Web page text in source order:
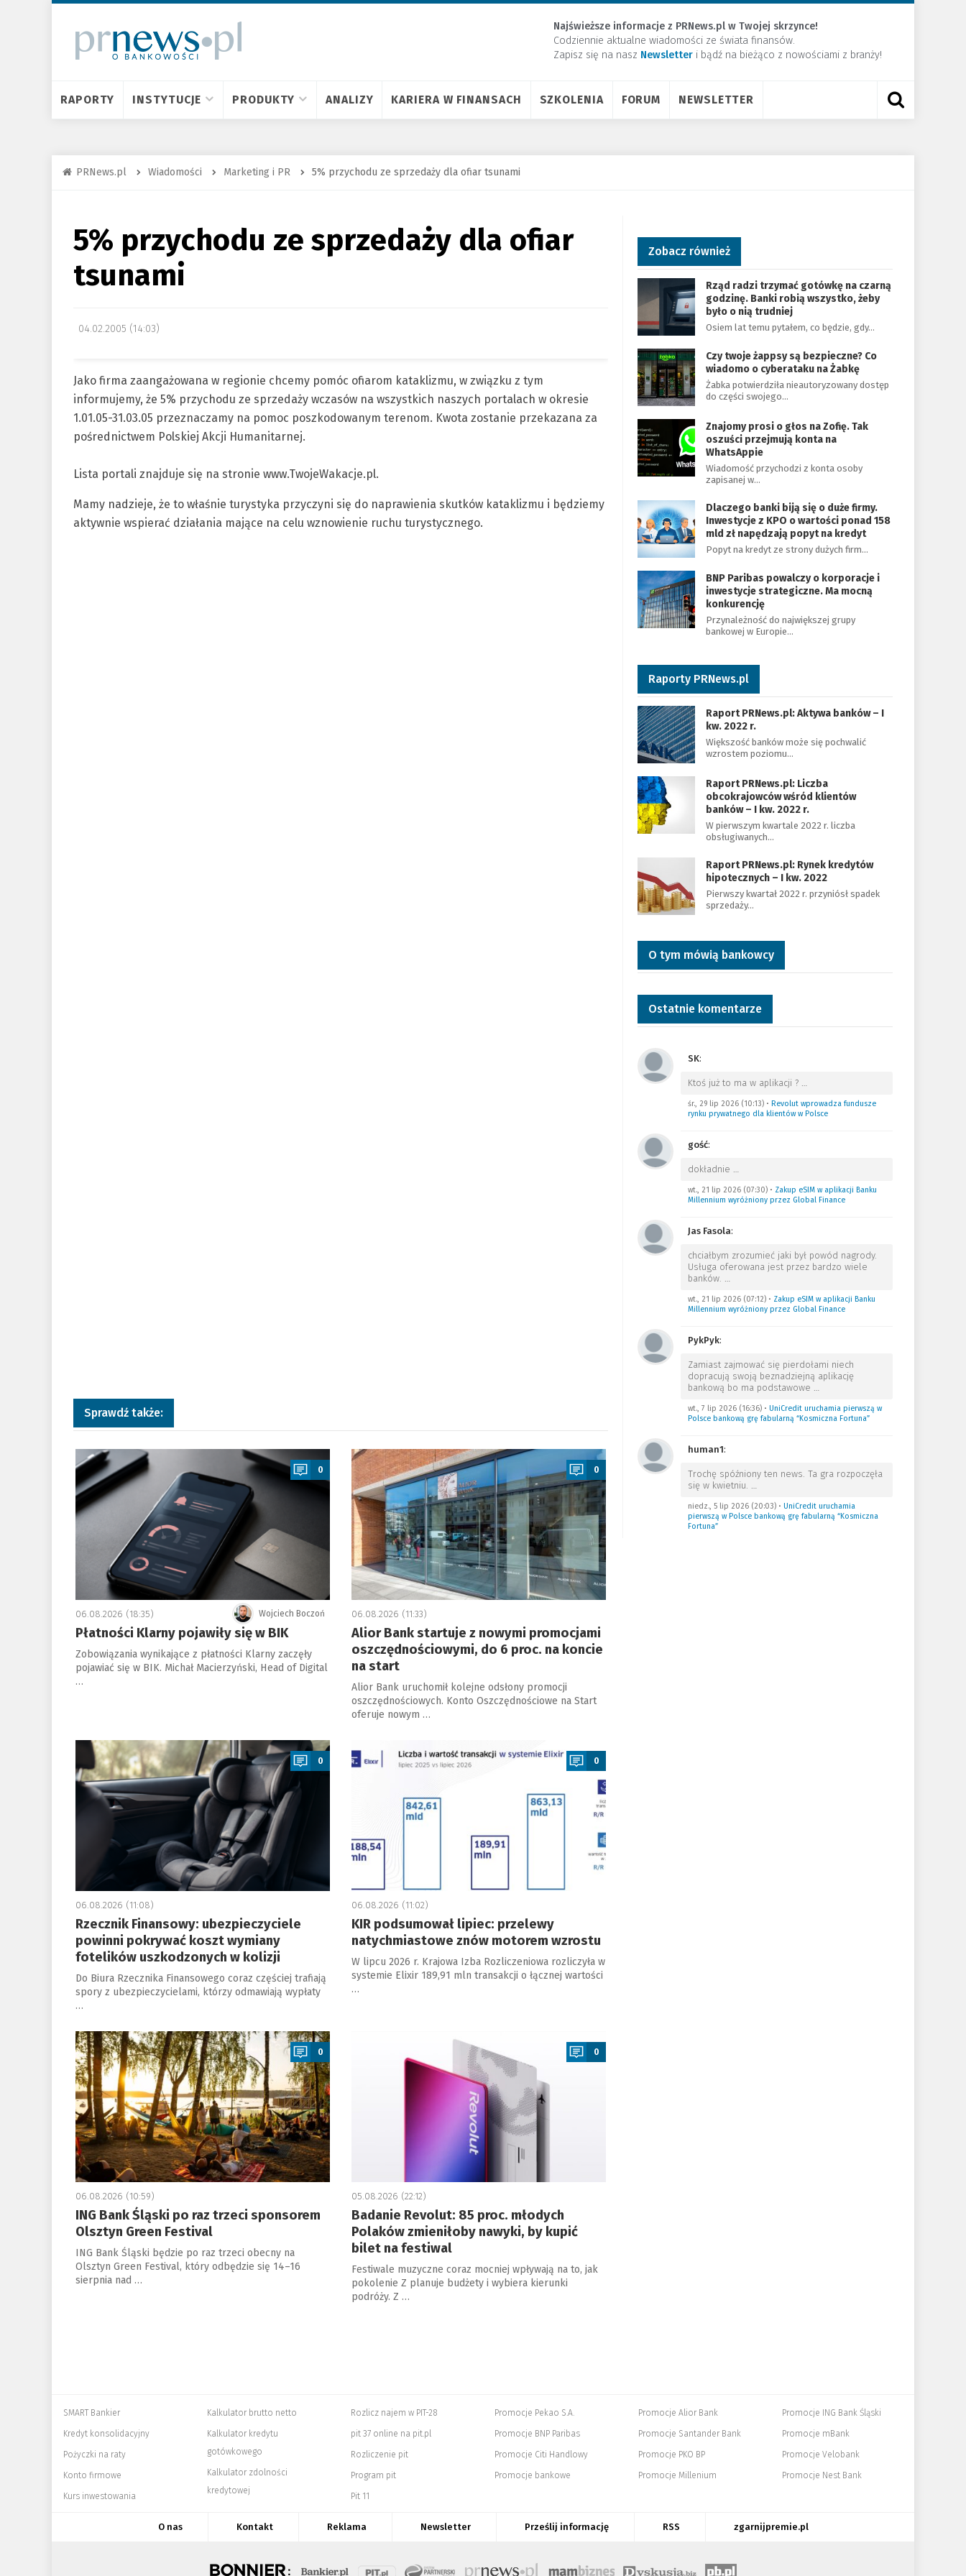
Najświeższe informacje z PRNews.pl w Twojej skrzynce!
Codziennie aktualne wiadomości ze świata finansów.
Zapisz się na nasz Newsletter ​i bądź na bieżąco z nowościami z branży!
RAPORTY INSTYTUCJE PRODUKTY ANALIZY KARIERA W FINANSACH SZKOLENIA FORUM NEWSLETTER
PRNews.pl Wiadomości Marketing i PR 5% przychodu ze sprzedaży dla ofiar tsunami
5% przychodu ze sprzedaży dla ofiar
tsunami
04.02.2005 (14:03)
Jako firma zaangażowana w regionie chcemy pomóc ofiarom kataklizmu, w związku z tym
informujemy, że 5% przychodu ze sprzedaży wczasów na wszystkich naszych portalach w okresie
1.01.05-31.03.05 przeznaczamy na pomoc poszkodowanym terenom. Kwota zostanie przekazana za
pośrednictwem Polskiej Akcji Humanitarnej.
Lista portali znajduje się na stronie www.TwojeWakacje.pl.
Mamy nadzieje, że to właśnie turystyka przyczyni się do naprawienia skutków kataklizmu i będziemy
aktywnie wspierać działania mające na celu wznowienie ruchu turystycznego.
Sprawdź także:
a
0
Wojciech Boczoń
06.08.2026 (18:35)
Płatności Klarny pojawiły się w BIK
Zobowiązania wynikające z płatności Klarny zaczęły
pojawiać się w BIK. Michał Macierzyński, Head of Digital
…
a
0
06.08.2026 (11:33)
Alior Bank startuje z nowymi promocjami
oszczędnościowymi, do 6 proc. na koncie
na start
Alior Bank uruchomił kolejne odsłony promocji
oszczędnościowych. Konto Oszczędnościowe na Start
oferuje nowym …
a
0
06.08.2026 (11:08)
Rzecznik Finansowy: ubezpieczyciele
powinni pokrywać koszt wymiany
fotelików uszkodzonych w kolizji
Do Biura Rzecznika Finansowego coraz częściej trafiają
spory z ubezpieczycielami, którzy odmawiają wypłaty
…
0
06.08.2026 (11:02)
KIR podsumował lipiec: przelewy
natychmiastowe znów motorem wzrostu
W lipcu 2026 r. Krajowa Izba Rozliczeniowa rozliczyła w
systemie Elixir 189,91 mln transakcji o łącznej wartości
…
a
0
06.08.2026 (10:59)
ING Bank Śląski po raz trzeci sponsorem
Olsztyn Green Festival
ING Bank Śląski będzie po raz trzeci obecny na
Olsztyn Green Festival, który odbędzie się 14–16
sierpnia nad …
0
05.08.2026 (22:12)
Badanie Revolut: 85 proc. młodych
Polaków zmieniłoby nawyki, by kupić
bilet na festiwal
Festiwale muzyczne coraz mocniej wpływają na to, jak
pokolenie Z planuje budżety i wybiera kierunki
podróży. Z …
Zobacz również
Rząd radzi trzymać gotówkę na czarną
godzinę. Banki robią wszystko, żeby
było o nią trudniej
Osiem lat temu pytałem, co będzie, gdy…
Czy twoje żappsy są bezpieczne? Co
wiadomo o cyberataku na Żabkę
Żabka potwierdziła nieautoryzowany dostęp
do części swojego…
Znajomy prosi o głos na Zofię. Tak
oszuści przejmują konta na
WhatsAppie
Wiadomość przychodzi z konta osoby
zapisanej w…
Dlaczego banki biją się o duże firmy.
Inwestycje z KPO o wartości ponad 158
mld zł napędzają popyt na kredyt
Popyt na kredyt ze strony dużych firm…
BNP Paribas powalczy o korporacje i
inwestycje strategiczne. Ma mocną
konkurencję
Przynależność do największej grupy
bankowej w Europie…
Raporty PRNews.pl
Raport PRNews.pl: Aktywa banków – I
kw. 2022 r.
Większość banków może się pochwalić
wzrostem poziomu…
Raport PRNews.pl: Liczba
obcokrajowców wśród klientów
banków – I kw. 2022 r.
W pierwszym kwartale 2022 r. liczba
obsługiwanych…
Raport PRNews.pl: Rynek kredytów
hipotecznych – I kw. 2022
Pierwszy kwartał 2022 r. przyniósł spadek
sprzedaży…
O tym mówią bankowcy
Ostatnie komentarze
SK:
Ktoś już to ma w aplikacji ? …
śr., 29 lip 2026 (10:13)• Revolut wprowadza fundusze
rynku prywatnego dla klientów w Polsce
gość:
dokładnie …
wt., 21 lip 2026 (07:30)• Zakup eSIM w aplikacji Banku
Millennium wyróżniony przez Global Finance
Jas Fasola:
chciałbym zrozumieć jaki był powód nagrody.
Usługa oferowana jest przez bardzo wiele
banków. …
wt., 21 lip 2026 (07:12)• Zakup eSIM w aplikacji Banku
Millennium wyróżniony przez Global Finance
PykPyk:
Zamiast zajmować się pierdołami niech
dopracują swoją beznadziejną aplikację
bankową bo ma podstawowe …
wt., 7 lip 2026 (16:36)• UniCredit uruchamia pierwszą w
Polsce bankową grę fabularną “Kosmiczna Fortuna”
human1:
Trochę spóźniony ten news. Ta gra rozpoczęła
się w kwietniu. …
niedz., 5 lip 2026 (20:03)• UniCredit uruchamia
pierwszą w Polsce bankową grę fabularną “Kosmiczna
Fortuna”
SMART Bankier
Kredyt konsolidacyjny
Pożyczki na raty
Konto firmowe
Kurs inwestowania
Kalkulator brutto netto
Kalkulator kredytu
gotówkowego
Kalkulator zdolności
kredytowej
Rozlicz najem w PIT-28
pit 37 online na pit.pl
Rozliczenie pit
Program pit
Pit 11
Promocje Pekao S.A.
Promocje BNP Paribas
Promocje Citi Handlowy
Promocje bankowe
Promocje Alior Bank
Promocje Santander Bank
Promocje PKO BP
Promocje Millenium
Promocje ING Bank Śląski
Promocje mBank
Promocje Velobank
Promocje Nest Bank
O nas Kontakt Reklama Newsletter Prześlij informację RSS zgarnijpremie.pl